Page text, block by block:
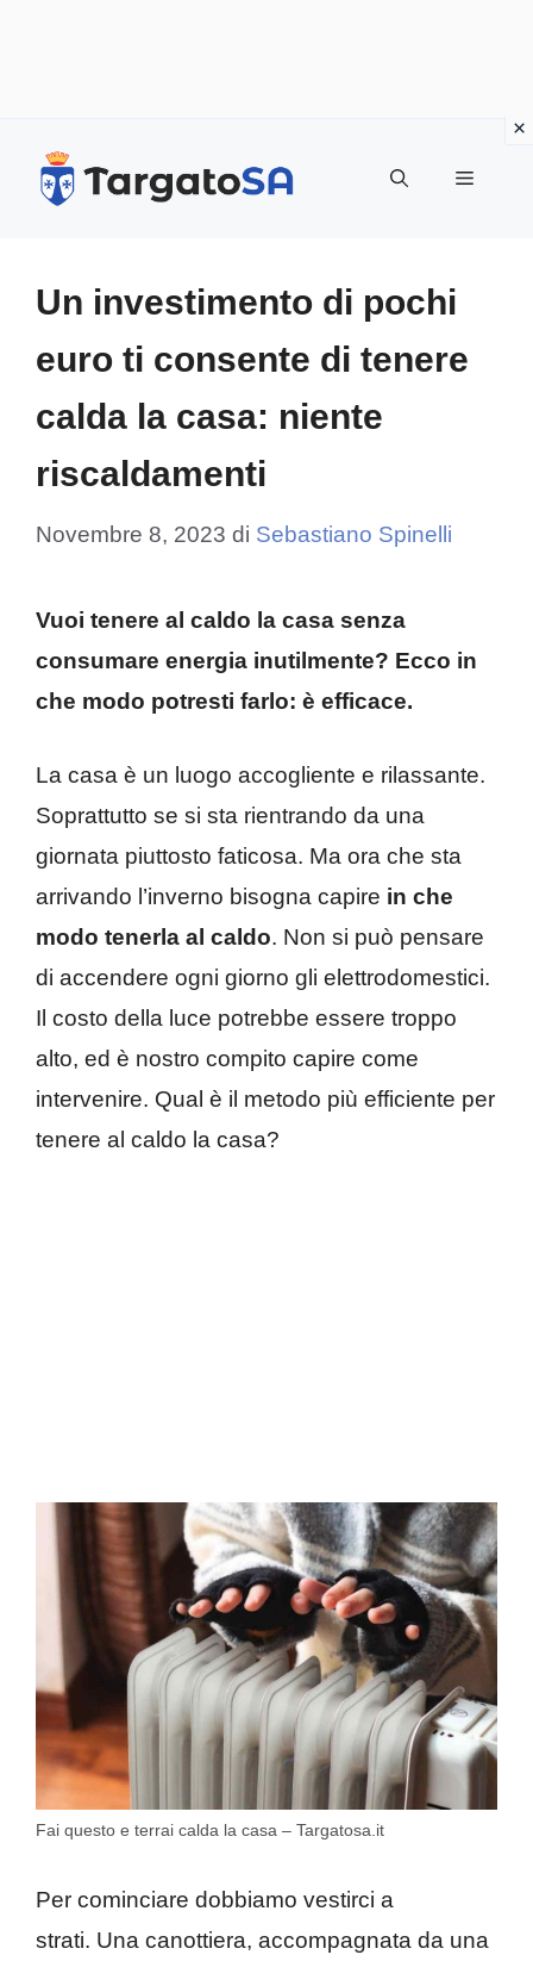
Menu
Un investimento di pochi
euro ti consente di tenere
calda la casa: niente
riscaldamenti
Novembre 8, 2023 di Sebastiano Spinelli
Vuoi tenere al caldo la casa senza
consumare energia inutilmente? Ecco in
che modo potresti farlo: è efficace.
La casa è un luogo accogliente e rilassante.
Soprattutto se si sta rientrando da una
giornata piuttosto faticosa. Ma ora che sta
arrivando l’inverno bisogna capire in che
modo tenerla al caldo. Non si può pensare
di accendere ogni giorno gli elettrodomestici.
Il costo della luce potrebbe essere troppo
alto, ed è nostro compito capire come
intervenire. Qual è il metodo più efficiente per
tenere al caldo la casa?
Fai questo e terrai calda la casa – Targatosa.it
Per cominciare dobbiamo vestirci a
strati. Una canottiera, accompagnata da una